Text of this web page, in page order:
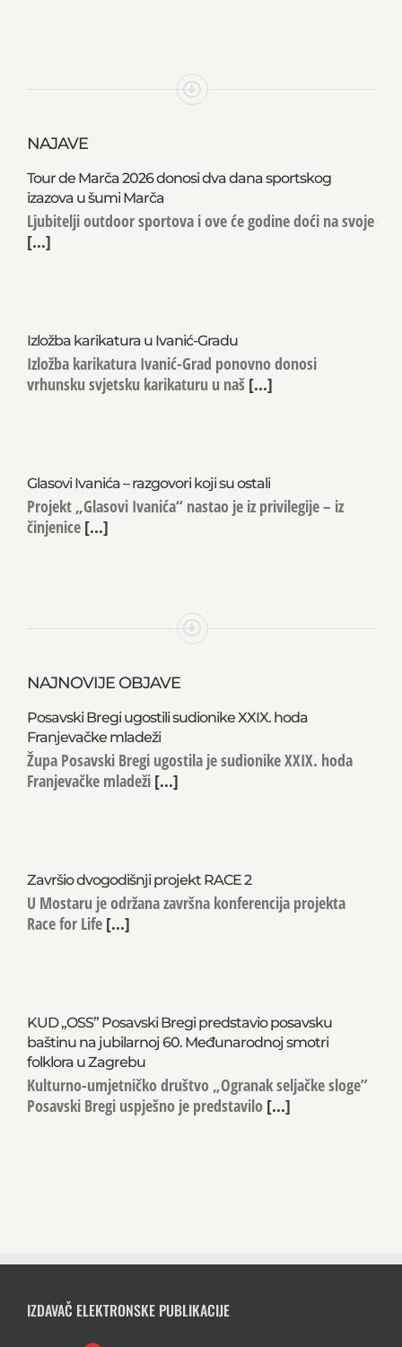
NAJAVE
Tour de Marča 2026 donosi dva dana sportskog
izazova u šumi Marča
Ljubitelji outdoor sportova i ove će godine doći na svoje
[...]
Izložba karikatura u Ivanić-Gradu
Izložba karikatura Ivanić-Grad ponovno donosi
vrhunsku svjetsku karikaturu u naš [...]
Glasovi Ivanića – razgovori koji su ostali
Projekt „Glasovi Ivanića“ nastao je iz privilegije – iz
činjenice [...]
NAJNOVIJE OBJAVE
Posavski Bregi ugostili sudionike XXIX. hoda
Franjevačke mladeži
Župa Posavski Bregi ugostila je sudionike XXIX. hoda
Franjevačke mladeži [...]
Završio dvogodišnji projekt RACE 2
U Mostaru je održana završna konferencija projekta
Race for Life [...]
KUD „OSS” Posavski Bregi predstavio posavsku
baštinu na jubilarnoj 60. Međunarodnoj smotri
folklora u Zagrebu
Kulturno-umjetničko društvo „Ogranak seljačke sloge”
Posavski Bregi uspješno je predstavilo [...]
IZDAVAČ ELEKTRONSKE PUBLIKACIJE